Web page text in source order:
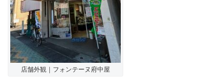
店舗外観｜フォンテーヌ府中屋